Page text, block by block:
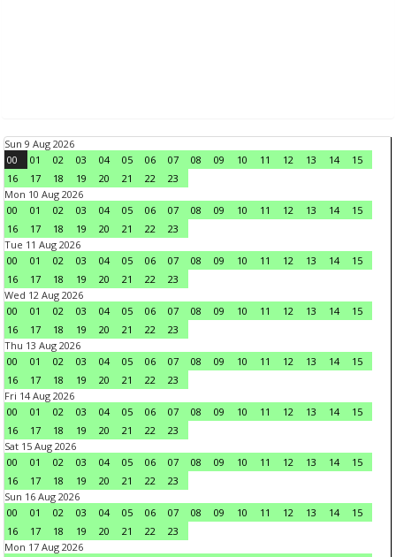
Sun 9 Aug 2026
00
01 02 03 04 05 06 07 08 09 10 11 12 13 14
15
16
17 18 19 20 21 22
23
Mon 10 Aug 2026
00
01 02 03 04 05 06 07 08 09 10 11 12 13 14
15
16
17 18 19 20 21 22
23
Tue 11 Aug 2026
00
01 02 03 04 05 06 07 08 09 10 11 12 13 14
15
16
17 18 19 20 21 22
23
Wed 12 Aug 2026
00
01 02 03 04 05 06 07 08 09 10 11 12 13 14
15
16
17 18 19 20 21 22
23
Thu 13 Aug 2026
00
01 02 03 04 05 06 07 08 09 10 11 12 13 14
15
16
17 18 19 20 21 22
23
Fri 14 Aug 2026
00
01 02 03 04 05 06 07 08 09 10 11 12 13 14
15
16
17 18 19 20 21 22
23
Sat 15 Aug 2026
00
01 02 03 04 05 06 07 08 09 10 11 12 13 14
15
16
17 18 19 20 21 22
23
Sun 16 Aug 2026
00
01 02 03 04 05 06 07 08 09 10 11 12 13 14
15
16
17 18 19 20 21 22
23
Mon 17 Aug 2026